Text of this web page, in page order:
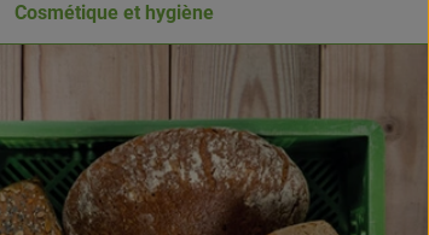
Cosmétique et hygiène